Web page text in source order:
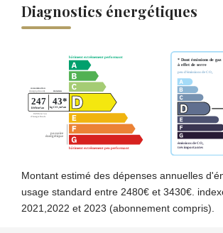
Diagnostics énergétiques
Montant estimé des dépenses annuelles
usage standard entre 2480€ et 3430€.
2021,2022 et 2023 (abonnement compris).